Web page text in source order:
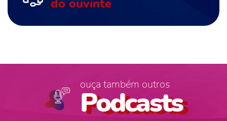
do ouvinte
ouça também outros
Podcasts